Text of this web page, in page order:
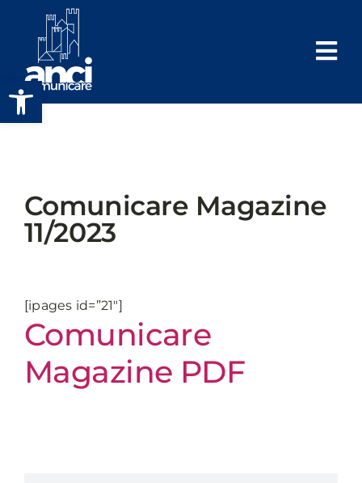
Apri la barra degli strumenti
contenuto
Comunicare Magazine
11/2023
[ipages id=”21″]
Comunicare
Magazine PDF